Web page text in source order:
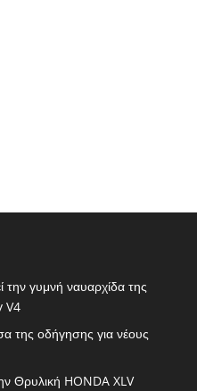
γυμνή ναυαρχίδα της
V4
οδήγησης για νέους
Θρυλική HONDA XLV